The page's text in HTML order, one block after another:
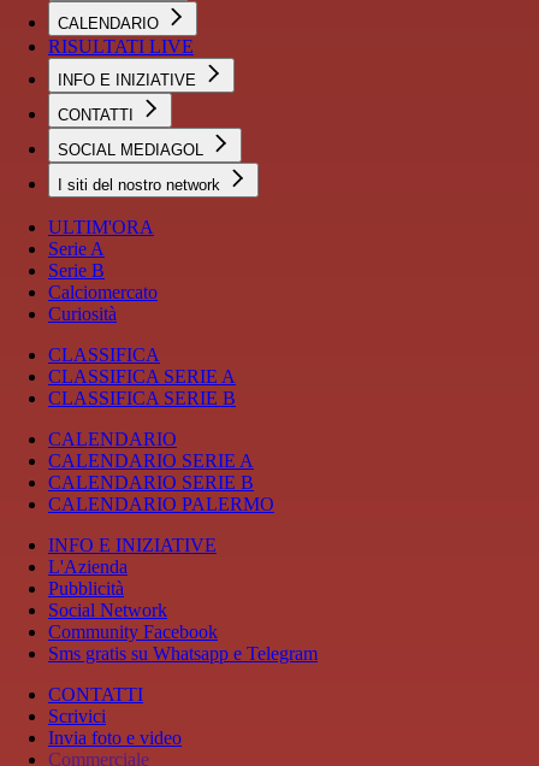
CALENDARIO
RISULTATI LIVE
INFO E INIZIATIVE
CONTATTI
SOCIAL MEDIAGOL
I siti del nostro network
ULTIM'ORA
Serie A
Serie B
Calciomercato
Curiosità
CLASSIFICA
CLASSIFICA SERIE A
CLASSIFICA SERIE B
CALENDARIO
CALENDARIO SERIE A
CALENDARIO SERIE B
CALENDARIO PALERMO
INFO E INIZIATIVE
L'Azienda
Pubblicità
Social Network
Community Facebook
Sms gratis su Whatsapp e Telegram
CONTATTI
Scrivici
Invia foto e video
Commerciale